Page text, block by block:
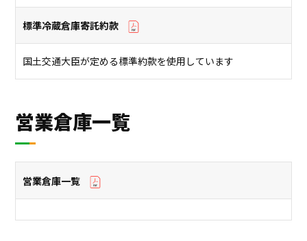
標準冷蔵倉庫寄託約款
国⼟交通⼤⾂が定める標準約款を使⽤しています
営業倉庫一覧
営業倉庫一覧